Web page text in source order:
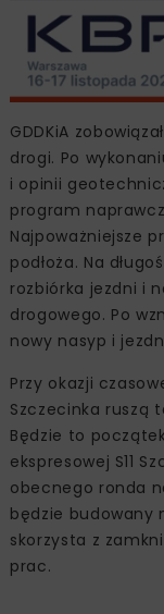
GDDKiA
drogi. Po
i opinii
program
Najpoważniejsze
podłoża. Na
rozbiórka jezdni i
drogowego. Po
nowy nasyp i
Przy okazji
Szczecinka ruszą
Będzie to
ekspresowej S11
obecnego ronda
będzie budowany
skorzysta z
prac.